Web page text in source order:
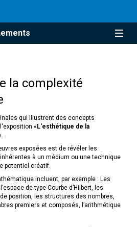
la complexité
qui illustrent des concepts
« L'esthétique de la
exposées est de révéler les
à un médium ou une technique
potentiel créatif.
incluent, par exemple : Les
de type Courbe d’Hilbert, les
position, les structures des nombres,
premiers et composés, l’arithmétique